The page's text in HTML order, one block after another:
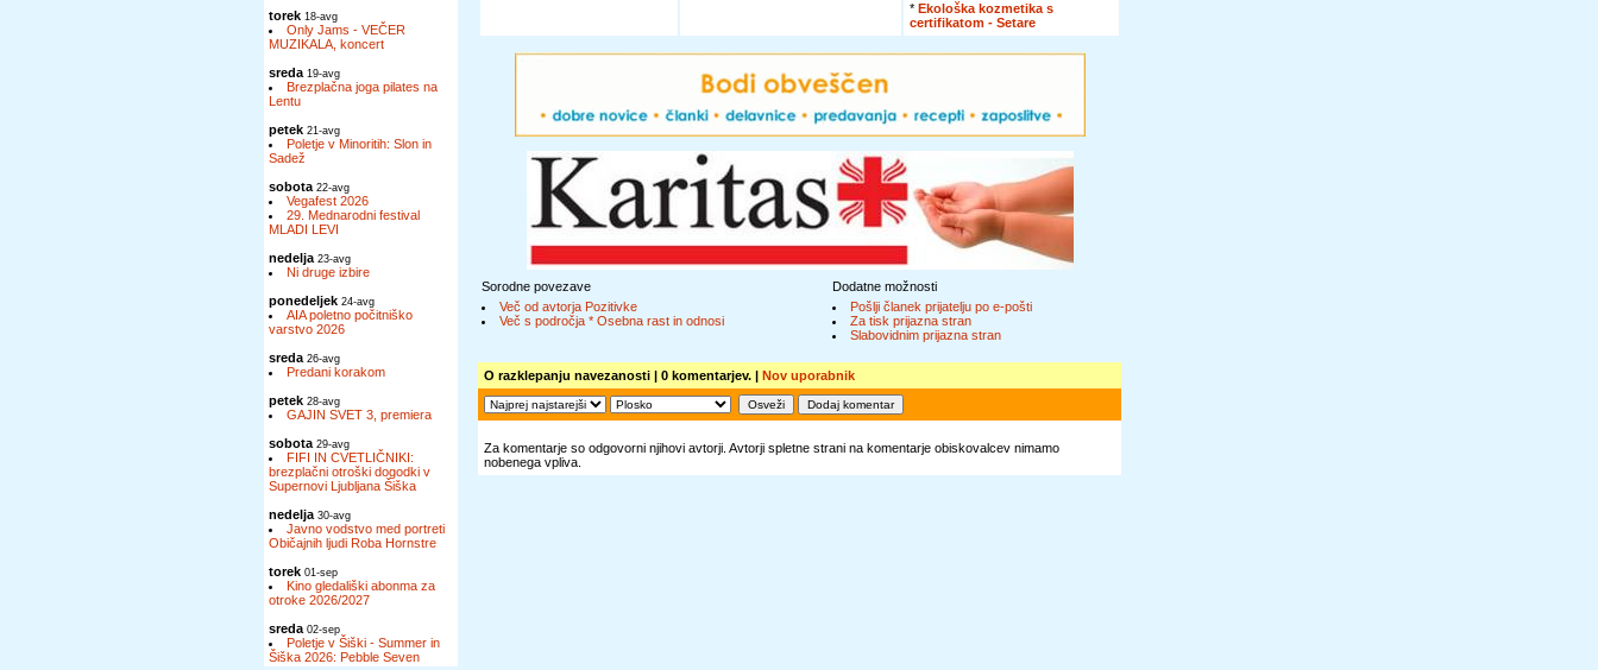
torek 18-avg
Only Jams - VEČER
MUZIKALA, koncert
sreda 19-avg
Brezplačna joga pilates na
Lentu
petek 21-avg
Poletje v Minoritih: Slon in
Sadež
sobota 22-avg
Vegafest 2026
29. Mednarodni festival
MLADI LEVI
nedelja 23-avg
Ni druge izbire
ponedeljek 24-avg
AIA poletno počitniško
varstvo 2026
sreda 26-avg
Predani korakom
petek 28-avg
GAJIN SVET 3, premiera
sobota 29-avg
FIFI IN CVETLIČNIKI:
brezplačni otroški dogodki v
Supernovi Ljubljana Šiška
nedelja 30-avg
Javno vodstvo med portreti
Običajnih ljudi Roba Hornstre
torek 01-sep
Kino gledališki abonma za
otroke 2026/2027
sreda 02-sep
Poletje v Šiški - Summer in
Šiška 2026: Pebble Seven
* Ekološka kozmetika s
certifikatom - Setare
Sorodne povezave
Več od avtorja Pozitivke
Več s področja * Osebna rast in odnosi
Dodatne možnosti
Pošlji članek prijatelju po e-pošti
Za tisk prijazna stran
Slabovidnim prijazna stran
O razklepanju navezanosti | 0 komentarjev. | Nov uporabnik
Za komentarje so odgovorni njihovi avtorji. Avtorji spletne strani na komentarje obiskovalcev nimamo
nobenega vpliva.